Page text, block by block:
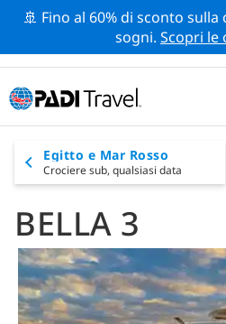
🚢 Fino al 60% di sconto
sogni.Scopri le
Egitto e Mar Rosso
Crociere sub, qualsiasi data
BELLA 3